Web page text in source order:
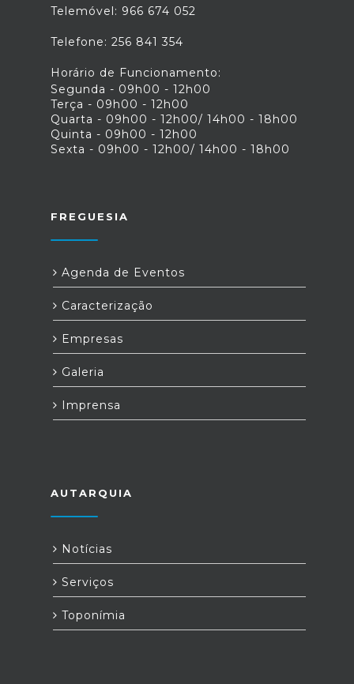
Telemóvel: 966 674 052
Telefone: 256 841 354
Horário de Funcionamento:
Segunda - 09h00 - 12h00
Terça - 09h00 - 12h00
Quarta - 09h00 - 12h00/ 14h00 - 18h00
Quinta - 09h00 - 12h00
Sexta - 09h00 - 12h00/ 14h00 - 18h00
FREGUESIA
Agenda de Eventos
Caracterização
Empresas
Galeria
Imprensa
AUTARQUIA
Notícias
Serviços
Toponímia